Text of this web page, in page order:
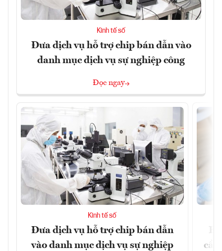
Kinh tế số
Đưa dịch vụ hỗ trợ chip bán dẫn vào
danh mục dịch vụ sự nghiệp công
Đọc ngay
Kinh tế số
Đưa dịch vụ hỗ trợ chip bán dẫn
vào danh mục dịch vụ sự nghiệp